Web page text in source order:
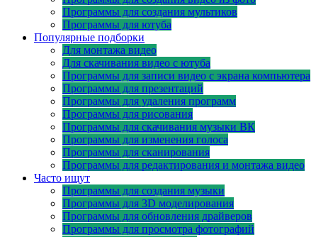
Программы для создания мультиков
Программы для ютуба
Популярные подборки
Для монтажа видео
Для скачивания видео с ютуба
Программы для записи видео с экрана компьютера
Программы для презентаций
Программы для удаления программ
Программы для рисования
Программы для скачивания музыки ВК
Программы для изменения голоса
Программы для сканирования
Программы для редактирования и монтажа видео
Часто ищут
Программы для создания музыки
Программы для 3D моделирования
Программы для обновления драйверов
Программы для просмотра фотографий